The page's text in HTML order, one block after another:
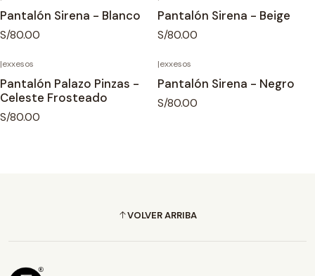
Pantalón Sirena - Blanco
S/80.00
Pantalón Sirena - Beige
S/80.00
|exxesos
Pantalón Palazo Pinzas -
Celeste Frosteado
S/80.00
|exxesos
Pantalón Sirena - Negro
S/80.00
VOLVER ARRIBA